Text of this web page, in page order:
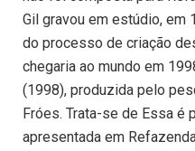
Gil gravou em estúdio, em
do processo de criação
chegaria ao mundo em
(1998), produzida pelo
Fróes. Trata-se de Essa é
apresentada em